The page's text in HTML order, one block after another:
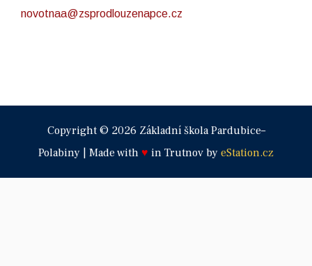
novotnaa@zsprodlouzenapce.cz
Copyright © 2026 Základní škola Pardubice–
Polabiny | Made with ♥ in Trutnov by eStation.cz